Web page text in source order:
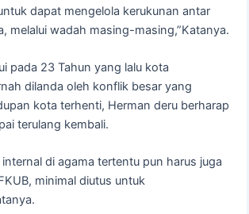
dapat mengelola kerukunan antar
melalui wadah masing-masing,”Katanya.
pada 23 Tahun yang lalu kota
dilanda oleh konflik besar yang
kota terhenti, Herman deru berharap
terulang kembali.
di agama tertentu pun harus juga
minimal diutus untuk